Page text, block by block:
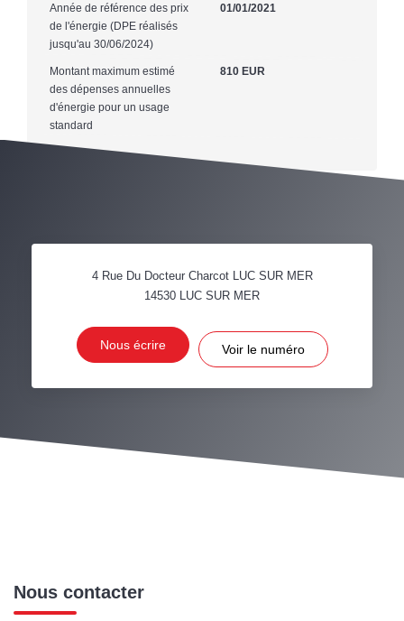
Année de référence des prix
de l'énergie (DPE réalisés
jusqu'au 30/06/2024)
01/01/2021
Montant maximum estimé
des dépenses annuelles
d'énergie pour un usage
standard
810 EUR
4 Rue Du Docteur Charcot LUC SUR MER
14530 LUC SUR MER
Nous écrire Voir le numéro
Nous contacter